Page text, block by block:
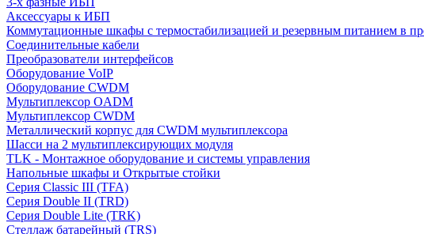
Аксессуары к ИБП
Коммутационные шкафы с термостабилизацией и резервным питанием в
Соединительные кабели
Преобразователи интерфейсов
Оборудование VoIP
Оборудование CWDM
Мультиплекcор OADM
Мультиплексор CWDM
Металлический корпус для CWDM мультиплексора
Шасси на 2 мультиплексирующих модуля
TLK - Монтажное оборудование и системы управления
Напольные шкафы и Открытые стойки
Серия Classic III (TFA)
Серия Double II (TRD)
Серия Double Lite (TRK)
Стеллаж батарейный (TRS)